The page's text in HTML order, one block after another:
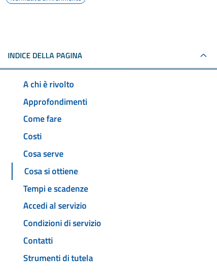
INDICE DELLA PAGINA
A chi è rivolto
Approfondimenti
Come fare
Costi
Cosa serve
Cosa si ottiene
Tempi e scadenze
Accedi al servizio
Condizioni di servizio
Contatti
Strumenti di tutela